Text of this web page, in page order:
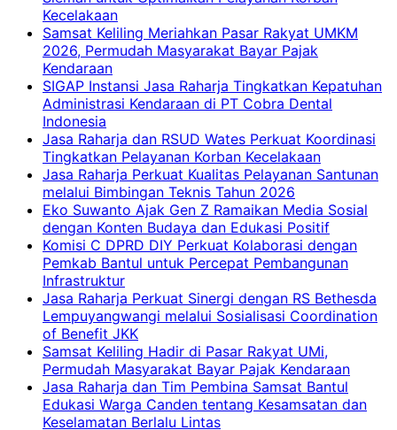
Kecelakaan
Samsat Keliling Meriahkan Pasar Rakyat UMKM
2026, Permudah Masyarakat Bayar Pajak
Kendaraan
SIGAP Instansi Jasa Raharja Tingkatkan Kepatuhan
Administrasi Kendaraan di PT Cobra Dental
Indonesia
Jasa Raharja dan RSUD Wates Perkuat Koordinasi
Tingkatkan Pelayanan Korban Kecelakaan
Jasa Raharja Perkuat Kualitas Pelayanan Santunan
melalui Bimbingan Teknis Tahun 2026
Eko Suwanto Ajak Gen Z Ramaikan Media Sosial
dengan Konten Budaya dan Edukasi Positif
Komisi C DPRD DIY Perkuat Kolaborasi dengan
Pemkab Bantul untuk Percepat Pembangunan
Infrastruktur
Jasa Raharja Perkuat Sinergi dengan RS Bethesda
Lempuyangwangi melalui Sosialisasi Coordination
of Benefit JKK
Samsat Keliling Hadir di Pasar Rakyat UMi,
Permudah Masyarakat Bayar Pajak Kendaraan
Jasa Raharja dan Tim Pembina Samsat Bantul
Edukasi Warga Canden tentang Kesamsatan dan
Keselamatan Berlalu Lintas